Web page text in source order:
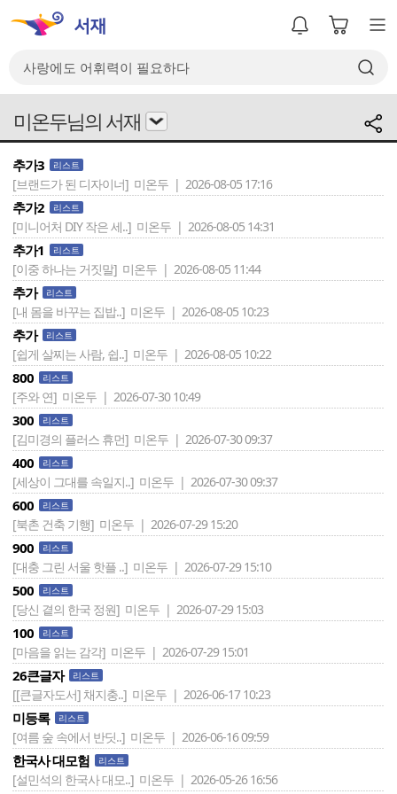
미온두님의 서재
추가3 리스트
[브랜드가 된 디자이너] 미온두 | 2026-08-05 17:16
추가2 리스트
[미니어처 DIY 작은 세..] 미온두 | 2026-08-05 14:31
추가1 리스트
[이중 하나는 거짓말] 미온두 | 2026-08-05 11:44
추가 리스트
[내 몸을 바꾸는 집밥..] 미온두 | 2026-08-05 10:23
추가 리스트
[쉽게 살찌는 사람, 쉽..] 미온두 | 2026-08-05 10:22
800 리스트
[주와 연] 미온두 | 2026-07-30 10:49
300 리스트
[김미경의 플러스 휴먼] 미온두 | 2026-07-30 09:37
400 리스트
[세상이 그대를 속일지..] 미온두 | 2026-07-30 09:37
600 리스트
[북촌 건축 기행] 미온두 | 2026-07-29 15:20
900 리스트
[대충 그린 서울 핫플 ..] 미온두 | 2026-07-29 15:10
500 리스트
[당신 곁의 한국 정원] 미온두 | 2026-07-29 15:03
100 리스트
[마음을 읽는 감각] 미온두 | 2026-07-29 15:01
26큰글자 리스트
[[큰글자도서] 채지충..] 미온두 | 2026-06-17 10:23
미등록 리스트
[여름 숲 속에서 반딧..] 미온두 | 2026-06-16 09:59
한국사 대모험 리스트
[설민석의 한국사 대모..] 미온두 | 2026-05-26 16:56